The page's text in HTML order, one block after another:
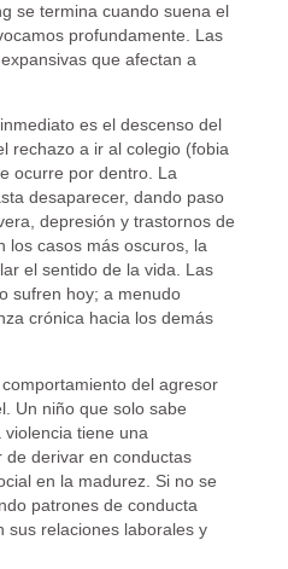
se termina cuando suena el
profundamente. Las
que afectan a
es el descenso del
rechazo a ir al colegio (fobia
ocurre por dentro. La
desaparecer, dando paso
depresión y trastornos de
los casos más oscuros, la
el sentido de la vida. Las
sufren hoy; a menudo
crónica hacia los demás
del agresor
Un niño que solo sabe
tiene una
de derivar en conductas
en la madurez. Si no se
patrones de conducta
sus relaciones laborales y